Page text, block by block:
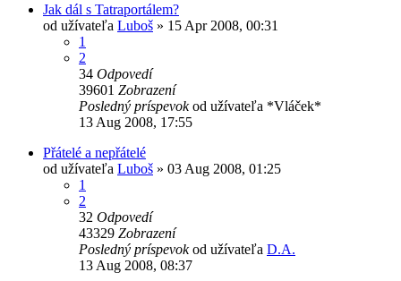
Jak dál s Tatraportálem?
od užívateľa Luboš » 15 Apr 2008, 00:31
1
2
34 Odpovedí
39601 Zobrazení
Posledný príspevokod užívateľa *Vláček*
13 Aug 2008, 17:55
Přátelé a nepřátelé
od užívateľa Luboš » 03 Aug 2008, 01:25
1
2
32 Odpovedí
43329 Zobrazení
Posledný príspevokod užívateľa D.A.
13 Aug 2008, 08:37